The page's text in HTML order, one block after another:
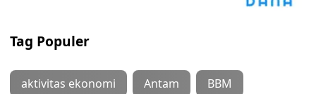
Tag Populer
aktivitas ekonomi Antam BBM